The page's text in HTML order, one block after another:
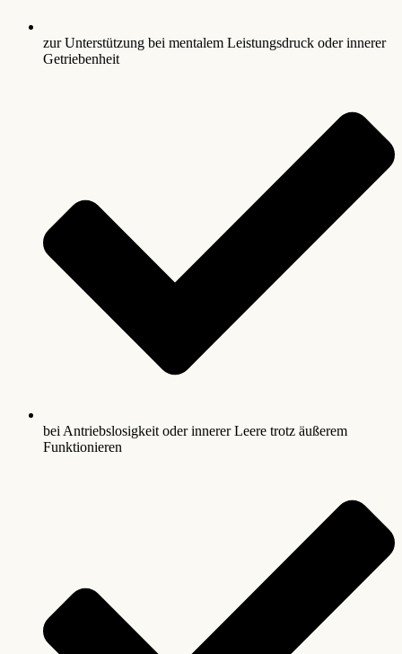
zur Unterstützung bei mentalem Leistungsdruck oder innerer
Getriebenheit
bei Antriebslosigkeit oder innerer Leere trotz äußerem
Funktionieren